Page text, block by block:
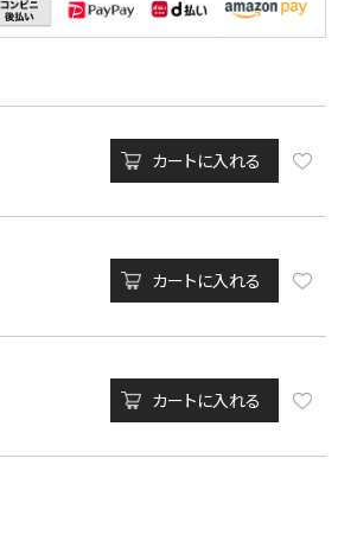
カートに入れる
カートに入れる
カートに入れる